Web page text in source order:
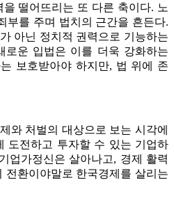
떨어뜨리는 또 다른 축이다. 노
부를 주며 법치의 근간을 흔든다.
아닌 정치적 권력으로 기능하는
로운 입법은 이를 더욱 강화하는
보호받아야 하지만, 법 위에 존
와 처벌의 대상으로 보는 시각에
도전하고 투자할 수 있는 기업하
업가정신은 살아나고, 경제 활력
전환이야말로 한국경제를 살리는